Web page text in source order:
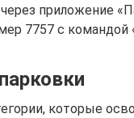
приложение
7757 с командой
которые